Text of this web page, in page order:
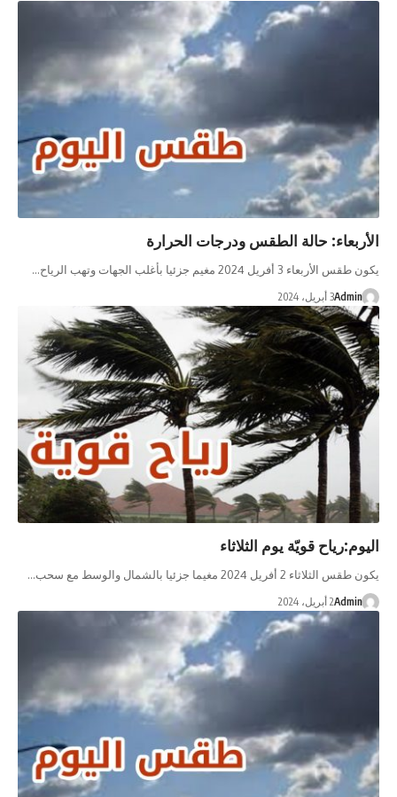
حالة الطقس ودرجات الحرارة
3 أفريل 2024 مغيم جزئيا بأغلب الجهات وتهب الرياح…
3 أبريل، 2024
قويّة يوم الثلاثاء
2 أفريل 2024 مغيما جزئيا بالشمال والوسط مع سحب…
2 أبريل، 2024